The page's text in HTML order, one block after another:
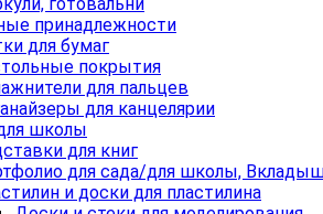
принадлежности
для бумаг
покрытия
для пальцев
для канцелярии
школы
для книг
для сада/для школы,
и доски для пластилина